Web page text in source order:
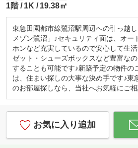
1階
1K 19.38㎡
東急田園都市線鷺沼駅周辺への引っ越
メゾン鷺沼」♪セキュリティ面は、オー
ホンなど充実しているので安心して生
ゼット・シューズボックスなど豊富な
することも可能です♪新築予定の物件の
は、住まい探しの大事な決め手です♪東
のお部屋探しなら、当社へお気軽にご
お気に入り追加